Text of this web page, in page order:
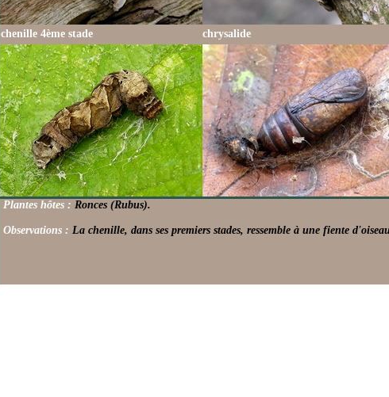
chenille 4ème stade chrysalide
Plantes hôtes : Ronces (Rubus).
Observations : La chenille, dans ses premiers stades, ressemble à une fiente